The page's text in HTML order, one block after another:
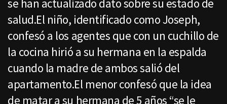
se han actualizado dato sobre su estado de
salud.El niño, identificado como Joseph,
confesó a los agentes que con un cuchillo de
la cocina hirió a su hermana en la espalda
cuando la madre de ambos salió del
apartamento.El menor confesó que la idea
de matar a su hermana de 5 años “se le